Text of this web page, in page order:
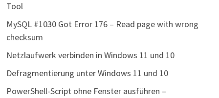
Tool
MySQL #1030 Got Error 176 – Read page with wrong
checksum
Netzlaufwerk verbinden in Windows 11 und 10
Defragmentierung unter Windows 11 und 10
PowerShell-Script ohne Fenster ausführen –